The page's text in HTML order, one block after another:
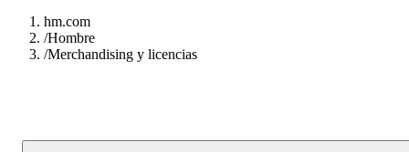
hm.com
/Hombre
/Merchandising y licencias